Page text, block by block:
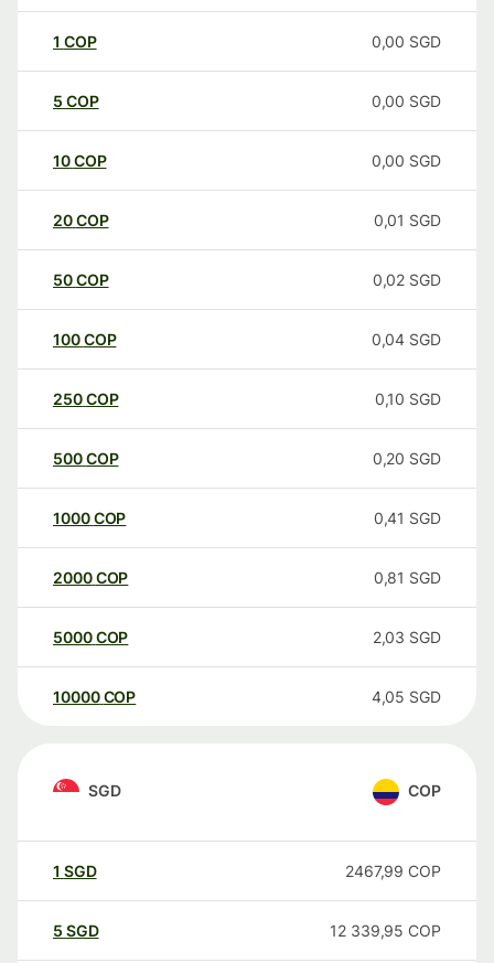
1 COP 0,00 SGD
5 COP 0,00 SGD
10COP 0,00 SGD
20COP 0,01 SGD
50COP 0,02 SGD
100COP 0,04 SGD
250COP 0,10 SGD
500COP 0,20 SGD
1000COP 0,41 SGD
2000COP 0,81 SGD
5000COP 2,03 SGD
10000 COP 4,05 SGD
SGD COP
1 SGD 2467,99 COP
5 SGD 12 339,95 COP